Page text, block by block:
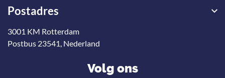
Postadres
3001 KM Rotterdam
Postbus 23541, Nederland
Volg ons